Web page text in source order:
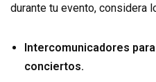
durante tu evento, considera
Intercomunicadores
conciertos.